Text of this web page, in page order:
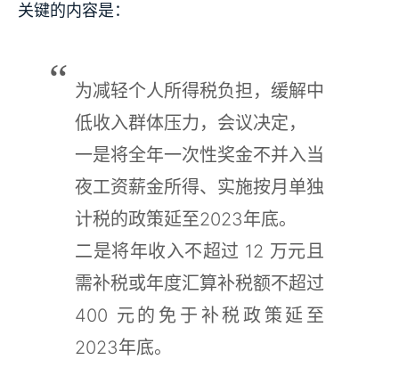
关键的内容是：
为减轻个人所得税负担，缓解中
低收入群体压力，会议决定，
一是将全年一次性奖金不并入当
夜工资薪金所得、实施按月单独
计税的政策延至2023年底。
二是将年收入不超过 12 万元且
需补税或年度汇算补税额不超过
400 元的免于补税政策延至
2023年底。